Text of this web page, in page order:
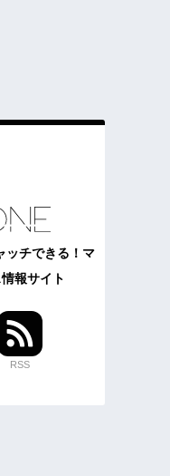
ッチできる！マ
報サイト
RSS